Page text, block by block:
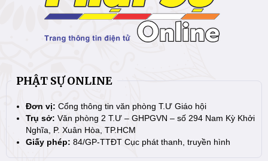
PHẬT SỰ ONLINE
Đơn vị: Cổng thông tin văn phòng T.Ư Giáo hội
Trụ sở: Văn phòng 2 T.Ư – GHPGVN – số 294 Nam Kỳ Khởi
Nghĩa, P. Xuân Hòa, TP.HCM
Giấy phép: 84/GP-TTĐT Cục phát thanh, truyền hình